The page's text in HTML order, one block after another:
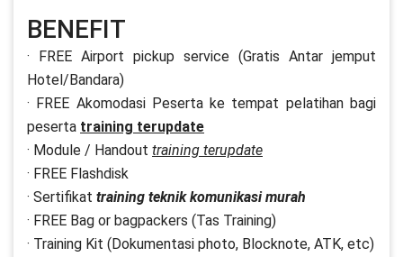
BENEFIT
· FREE Airport pickup service (Gratis Antar jemput
Hotel/Bandara)
· FREE Akomodasi Peserta ke tempat pelatihan bagi
peserta training terupdate
· Module / Handout training terupdate
· FREE Flashdisk
· Sertifikat training teknik komunikasi murah
· FREE Bag or bagpackers (Tas Training)
· Training Kit (Dokumentasi photo, Blocknote, ATK, etc)